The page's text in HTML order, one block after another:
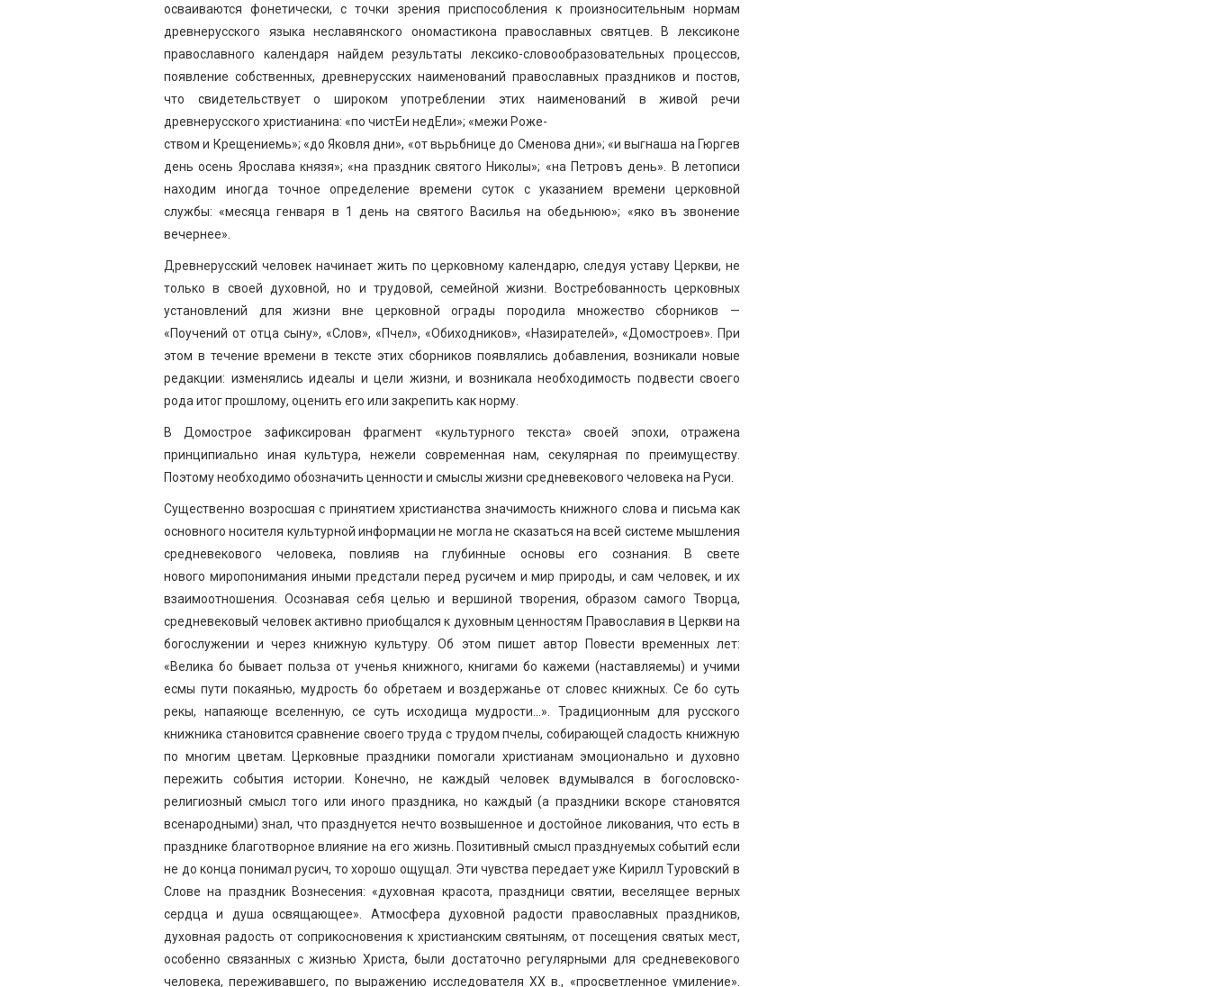
осваиваются фонетически, с точки зрения приспособления к произносительным нормам
древнерусского языка неславянского ономастикона православных святцев. В лексиконе
православного календаря найдем результаты лексико-словообразовательных процессов,
появление собственных, древнерусских наименований православных праздников и постов,
что свидетельствует о широком употреблении этих наименований в живой речи
древнерусского христианина: «по чистЕи недЕли»; «межи Роже-
ством и Крещениемь»; «до Яковля дни», «от вьрьбнице до Сменова дни»; «и выгнаша на Гюргев
день осень Ярослава князя»; «на праздник святого Николы»; «на Петровъ день». В летописи
находим иногда точное определение времени суток с указанием времени церковной
службы: «месяца генваря в 1 день на святого Василья на обедьнюю»; «яко въ звонение
вечернее».
Древнерусский человек начинает жить по церковному календарю, следуя уставу Церкви, не
только в своей духовной, но и трудовой, семейной жизни. Востребованность церковных
установлений для жизни вне церковной ограды породила множество сборников —
«Поучений от отца сыну», «Слов», «Пчел», «Обиходников», «Назирателей», «Домостроев». При
этом в течение времени в тексте этих сборников появлялись добавления, возникали новые
редакции: изменялись идеалы и цели жизни, и возникала необходимость подвести своего
рода итог прошлому, оценить его или закрепить как норму.
В Домострое зафиксирован фрагмент «культурного текста» своей эпохи, отражена
принципиально иная культура, нежели современная нам, секулярная по преимуществу.
Поэтому необходимо обозначить ценности и смыслы жизни средневекового человека на Руси.
Существенно возросшая с принятием христианства значимость книжного слова и письма как
основного носителя культурной информации не могла не сказаться на всей системе мышления
средневекового человека, повлияв на глубинные основы его сознания. В свете
нового миропонимания иными предстали перед русичем и мир природы, и сам человек, и их
взаимоотношения. Осознавая себя целью и вершиной творения, образом самого Творца,
средневековый человек активно приобщался к духовным ценностям Православия в Церкви на
богослужении и через книжную культуру. Об этом пишет автор Повести временных лет:
«Велика бо бывает польза от ученья книжного, книгами бо кажеми (наставляемы) и учими
есмы пути покаянью, мудрость бо обретаем и воздержанье от словес книжных. Се бо суть
рекы, напаяюще вселенную, се суть исходища мудрости…». Традиционным для русского
книжника становится сравнение своего труда с трудом пчелы, собирающей сладость книжную
по многим цветам. Церковные праздники помогали христианам эмоционально и духовно
пережить события истории. Конечно, не каждый человек вдумывался в богословско-
религиозный смысл того или иного праздника, но каждый (а праздники вскоре становятся
всенародными) знал, что празднуется нечто возвышенное и достойное ликования, что есть в
празднике благотворное влияние на его жизнь. Позитивный смысл празднуемых событий если
не до конца понимал русич, то хорошо ощущал. Эти чувства передает уже Кирилл Туровский в
Слове на праздник Вознесения: «духовная красота, праздници святии, веселящее верных
сердца и душа освящающее». Атмосфера духовной радости православных праздников,
духовная радость от соприкосновения к христианским святыням, от посещения святых мест,
особенно связанных с жизнью Христа, были достаточно регулярными для средневекового
человека, переживавшего, по выражению исследователя ХХ в., «просветленное умиление».